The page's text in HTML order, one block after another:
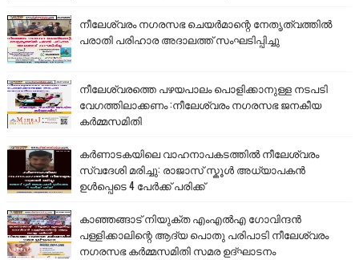
നീലേശ്വരം നഗരസഭ ചെയർമാന്റെ നേതൃത്വത്തിൽ
പരാതി പരിഹാര അദാലത്ത് സംഘടിപ്പിച്ചു
നീലേശ്വരത്തെ പഴയപാലം പൊളിക്കാനുള്ള നടപടി
വേഗത്തിലാക്കണം :നീലേശ്വരം നഗരസഭ ജനകീയ
കർമ്മസമിതി
കർണാടകയിലെ വാഹനാപകടത്തിൽ നീലേശ്വരം
സ്വദേശി മരിച്ചു: രാജാസ് സ്കൂൾ അധ്യാപകൻ
ഉൾപ്പെടെ 4 പേർക്ക് പരിക്ക്
കാഞ്ഞങ്ങാട് നിയുക്ത എംഎൽഎ ഗോവിന്ദൻ
പള്ളിക്കാലിന്റെ ആദ്യ പൊതു പരിപാടി നീലേശ്വരം
നഗരസഭ കർമ്മസമിതി സമര ഉദ്ഘാടനം